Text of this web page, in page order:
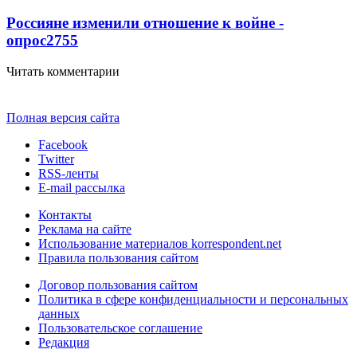
Россияне изменили отношение к войне -
опрос2755
Читать комментарии
Полная версия сайта
Facebook
Twitter
RSS-ленты
E-mail рассылка
Контакты
Реклама на сайте
Использование материалов korrespondent.net
Правила пользования сайтом
Договор пользования сайтом
Политика в сфере конфиденциальности и персональных
данных
Пользовательское соглашение
Редакция